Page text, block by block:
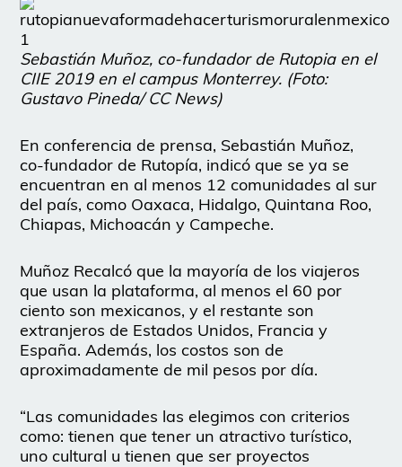
Sebastián Muñoz, co-fundador de Rutopia en el
CIIE 2019 en el campus Monterrey. (Foto:
Gustavo Pineda/ CC News)
En conferencia de prensa, Sebastián Muñoz,
co-fundador de Rutopía, indicó que se ya se
encuentran en al menos 12 comunidades al sur
del país, como Oaxaca, Hidalgo, Quintana Roo,
Chiapas, Michoacán y Campeche.
Muñoz Recalcó que la mayoría de los viajeros
que usan la plataforma, al menos el 60 por
ciento son mexicanos, y el restante son
extranjeros de Estados Unidos, Francia y
España. Además, los costos son de
aproximadamente de mil pesos por día.
“Las comunidades las elegimos con criterios
como: tienen que tener un atractivo turístico,
uno cultural u tienen que ser proyectos